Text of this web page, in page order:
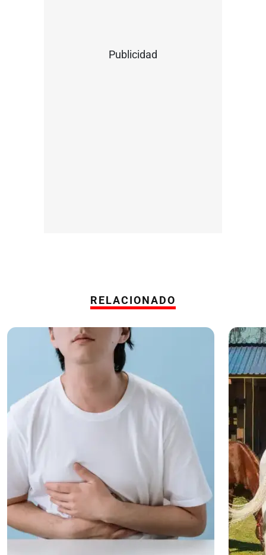
Publicidad
RELACIONADO